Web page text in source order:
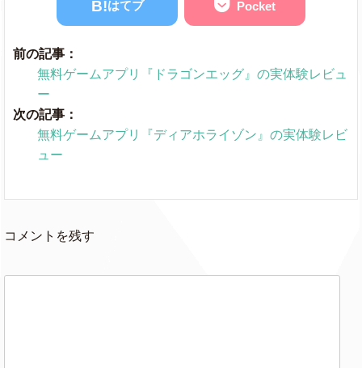
B!はてブ Pocket
前の記事：
無料ゲームアプリ『ドラゴンエッグ』の実体験レビュ
ー
次の記事：
無料ゲームアプリ『ディアホライゾン』の実体験レビ
ュー
コメントを残す